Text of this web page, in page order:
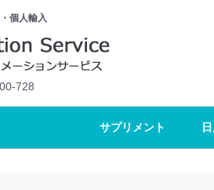
個人輸入
728
サプリメント